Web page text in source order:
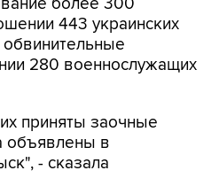
443 украинских
280 военнослужащих
приняты заочные
объявлены в
- сказала